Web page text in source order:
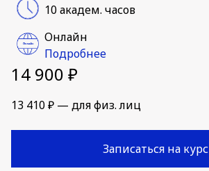
10 академ. часов
Онлайн
Подробнее
14 900 ₽
13 410 ₽ — для физ. лиц
Записаться на курс